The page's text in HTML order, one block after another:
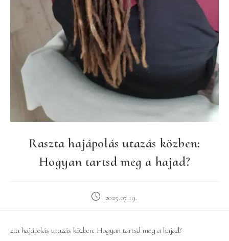
Raszta hajápolás utazás közben:
Hogyan tartsd meg a hajad?
Post
2025.07.19.
zta hajápolás utazás közben: Hogyan tartsd meg a hajad?